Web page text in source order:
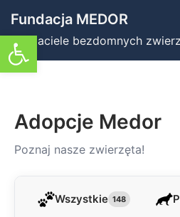
Otwórz pasek narzędzi
do
treści
Fundacja MEDOR
Przyjaciele bezdomnych
Adopcje Medor
Poznaj nasze zwierzęta!
Wszystkie 148